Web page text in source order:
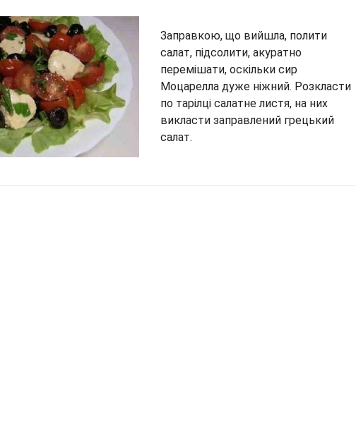
Заправкою, що вийшла, полити
салат, підсолити, акуратно
перемішати, оскільки сир
Моцарелла дуже ніжний. Розкласти
по тарілці салатне листя, на них
викласти заправлений грецький
салат.